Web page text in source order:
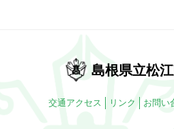
島根県立松
交通アクセス リンク お問い